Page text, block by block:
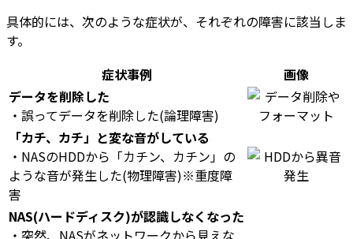
具体的には、次のような症状が、それぞれの障害に該当しま
す。
症状事例
画像
データを削除した
・誤ってデータを削除した(論理障害)
「カチ、カチ」と変な音がしている
・NASのHDDから「カチン、カチン」の
ような音が発生した(物理障害)※重度障
害
NAS(ハードディスク)が認識しなくなった
・突然、NASがネットワークから見えな